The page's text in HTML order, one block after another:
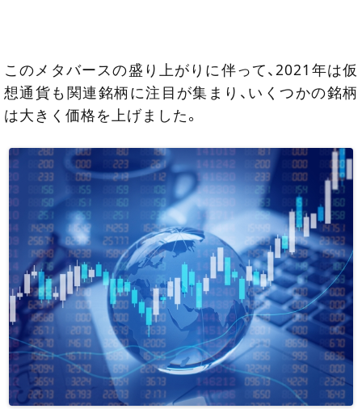
このメタバースの盛り上がりに伴って、2021年は仮
想通貨も関連銘柄に注目が集まり、いくつかの銘柄
は大きく価格を上げました。